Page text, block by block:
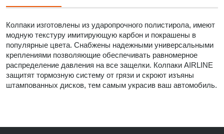
Колпаки изготовлены из ударопрочного полистирола, имеют
модную текстуру имитирующую карбон и покрашены в
популярные цвета. Снабжены надежными универсальными
креплениями позволяющие обеспечивать равномерное
распределение давления на все защелки. Колпаки AIRLINE
защитят тормозную систему от грязи и скроют изъяны
штампованных дисков, тем самым украсив ваш автомобиль.